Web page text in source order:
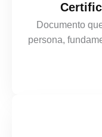
Documento
persona,